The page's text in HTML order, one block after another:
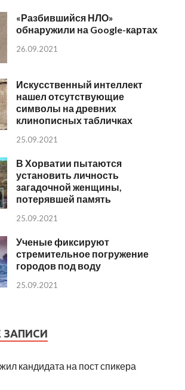
«Разбившийся НЛО»
обнаружили на Google-картах
26.09.2021
Искусственный интеллект
нашел отсутствующие
символы на древних
клинописных табличках
25.09.2021
В Хорватии пытаются
установить личность
загадочной женщины,
потерявшей память
25.09.2021
Ученые фиксируют
стремительное погружение
городов под воду
25.09.2021
ЗАПИСИ
кандидата на пост спикера